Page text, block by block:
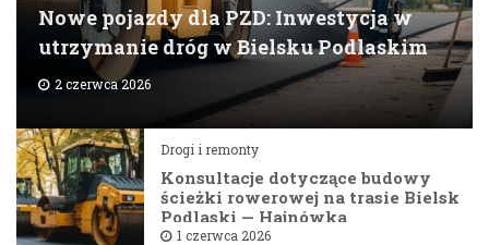
Nowe pojazdy dla PZD: Inwestycja w
utrzymanie dróg w Bielsku Podlaskim
2 czerwca 2026
Drogi i remonty
Konsultacje dotyczące budowy
ścieżki rowerowej na trasie Bielsk
Podlaski — Hajnówka
1 czerwca 2026